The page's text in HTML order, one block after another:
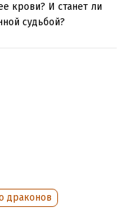
крови? И станет ли
судьбой?
быть вместе.
свои проблемы и
драконов